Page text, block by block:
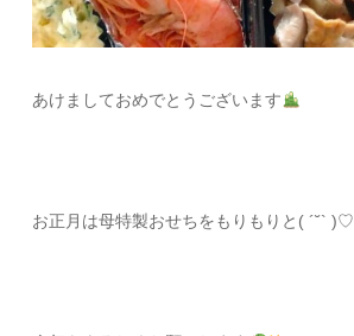
あけましておめでとうございます
お正月は母特製おせちをもりもりと( ´˘` )♡